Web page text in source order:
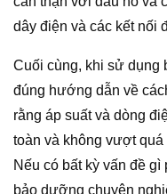
dây điện và các kết nối
Cuối cùng, khi sử dụng
đúng hướng dẫn về
rằng áp suất và dòng
toàn và không vượt
Nếu có bất kỳ vấn đề
bảo dưỡng chuyên